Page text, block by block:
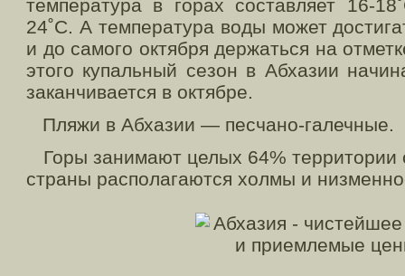
температура в горах составляет 16-
24˚С. А температура воды может
и до самого октября держаться на
этого купальный сезон в Абхазии
заканчивается в октябре.
Пляжи в Абхазии — песчано-галечные.
Горы занимают целых 64%
страны располагаются холмы и